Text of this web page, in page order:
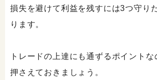
損失を避けて利益を残すには3つ守り
ります。
トレードの上達にも通ずるポイント
押さえておきましょう。